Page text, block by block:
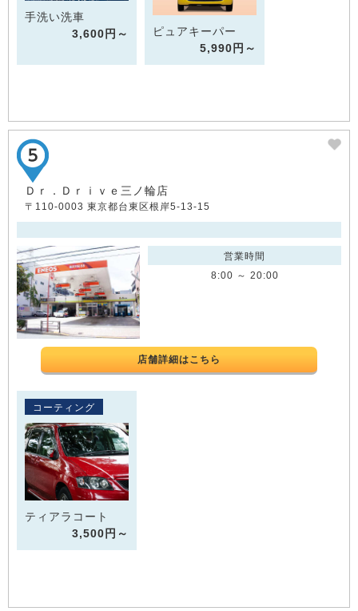
手洗い洗車
3,600円～
ピュアキーパー
5,990円～
Ｄｒ．Ｄｒｉｖｅ三ノ輪店
〒110-0003 東京都台東区根岸5-13-15
営業時間
8:00 ～ 20:00
店舗詳細はこちら
コーティング
ティアラコート
3,500円～